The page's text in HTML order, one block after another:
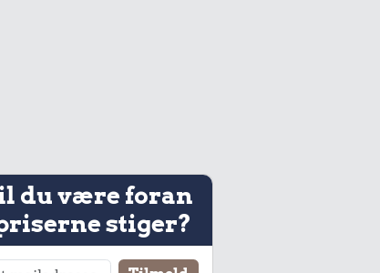
du være foran
stiger?